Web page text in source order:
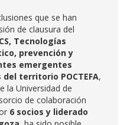
que se han
de clausura del
Tecnologías
prevención y
emergentes
territorio POCTEFA,
la Universidad de
de colaboración
6 socios y liderado